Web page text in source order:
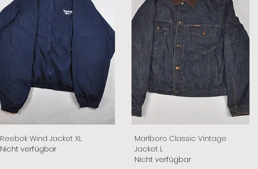
Reebok Wind Jacket XL
Nicht verfügbar
Marlboro Classic Vintage
Jacket L
Nicht verfügbar